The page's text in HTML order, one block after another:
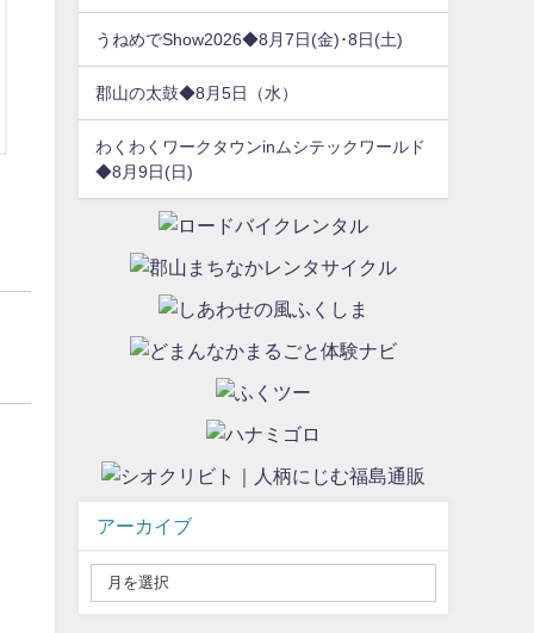
うねめでShow2026◆8月7日(金)･8日(土)
郡山の太鼓◆8月5日（水）
わくわくワークタウンinムシテックワールド
◆8月9日(日)
アーカイブ